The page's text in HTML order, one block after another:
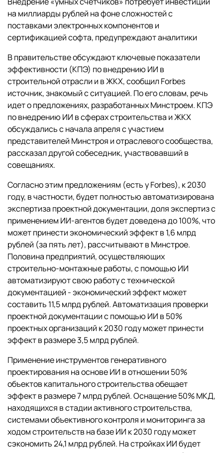
на миллиарды рублей на фоне сложностей с
поставками электронных компонентов и
сертификацией софта, предупреждают аналитики
В правительстве обсуждают ключевые показатели
эффективности (КПЭ) по внедрению ИИ в
строительной отрасли и в ЖКХ, сообщил Forbes
источник, знакомый с ситуацией. По его словам, речь
идет о предложениях, разработанных Минстроем. КПЭ
по внедрению ИИ в сферах строительства и ЖКХ
обсуждались с начала апреля с участием
представителей Минстроя и отраслевого сообщества,
рассказал другой собеседник, участвовавший в
совещаниях.
Согласно этим предложениям (есть у Forbes), к 2030
году, в частности, будет полностью автоматизирована
экспертиза проектной документации, доля экспертиз с
применением ИИ-агентов будет доведена до 100%, что
может принести экономический эффект в 1,6 млрд
рублей (за пять лет), рассчитывают в Минстрое.
Половина предприятий, осуществляющих
строительно-монтажные работы, с помощью ИИ
автоматизируют свою работу с технической
документацией - экономический эффект может
составить 11,5 млрд рублей. Автоматизация проверки
проектной документации с помощью ИИ в 50%
проектных организаций к 2030 году может принести
эффект в размере 3,5 млрд рублей.
Применение инструментов генеративного
проектирования на основе ИИ в отношении 50%
объектов капитального строительства обещает
эффект в размере 7 млрд рублей. Оснащение 50% МКД,
находящихся в стадии активного строительства,
системами объективного контроля и мониторинга за
ходом строительств на базе ИИ к 2030 году может
сэкономить 24,1 млрд рублей. На стройках ИИ будет